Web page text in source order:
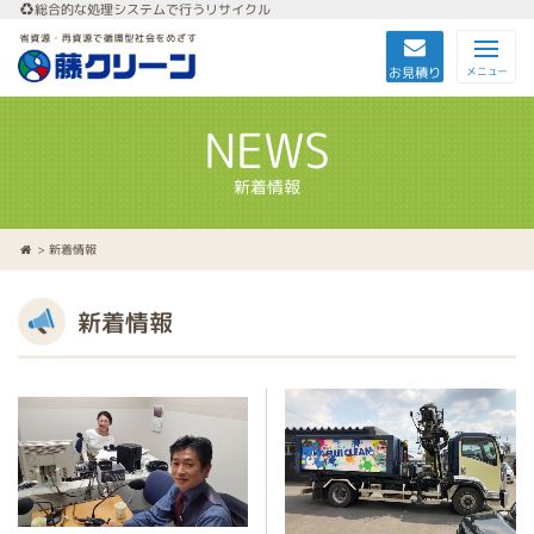
総合的な処理システムで行うリサイクル
お見積り メニュー
NEWS
新着情報
> 新着情報
新着情報